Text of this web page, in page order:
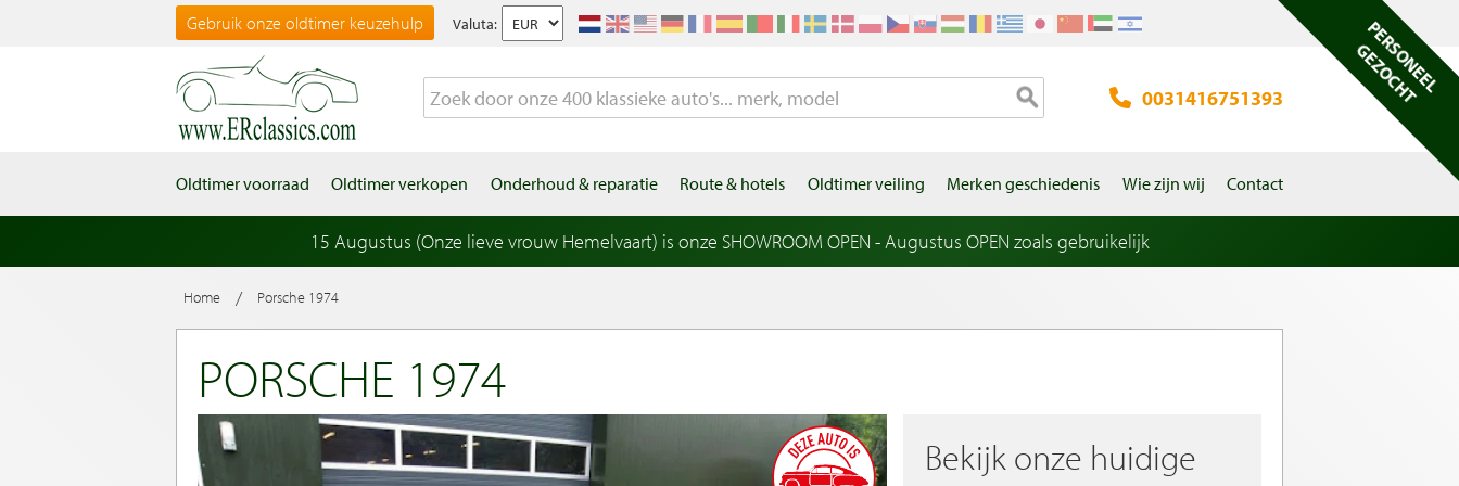
Gebruik onze oldtimer keuzehulp Valuta:
0031416751393
Oldtimer voorraad Oldtimer verkopen Onderhoud & reparatie Route & hotels Oldtimer veiling Merken geschiedenis Wie zijn wij Contact
15 Augustus (Onze lieve vrouw Hemelvaart) is onze SHOWROOM OPEN - Augustus OPEN zoals gebruikelijk
Home / Porsche 1974
PORSCHE 1974
Bekijk onze huidige
PERSONEEL
GEZOCHT